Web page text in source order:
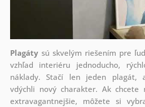
Plagátysú skvelým riešením pre
vzhľad interiéru jednoducho,
náklady. Stačí len jeden plagát,
vdýchli nový charakter. Ak chcete
extravagantnejšie, môžete si